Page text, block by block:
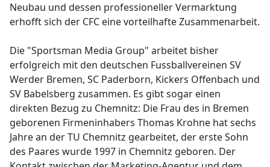
Neubau und dessen professioneller Vermarktung
erhofft sich der CFC eine vorteilhafte Zusammenarbeit.
Die "Sportsman Media Group" arbeitet bisher
erfolgreich mit den deutschen Fussballvereinen SV
Werder Bremen, SC Paderborn, Kickers Offenbach und
SV Babelsberg zusammen. Es gibt sogar einen
direkten Bezug zu Chemnitz: Die Frau des in Bremen
geborenen Firmeninhabers Thomas Krohne hat sechs
Jahre an der TU Chemnitz gearbeitet, der erste Sohn
des Paares wurde 1997 in Chemnitz geboren. Der